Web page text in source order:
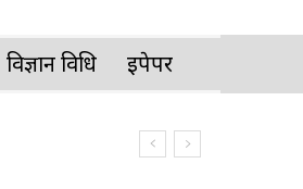
विज्ञान प्रविधि इपेपर